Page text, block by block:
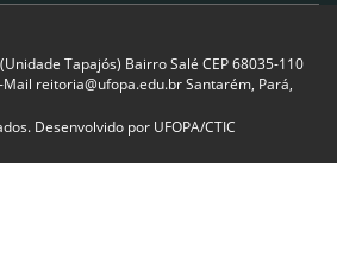
Tapajós) Bairro Salé CEP 68035-110
reitoria@ufopa.edu.br Santarém, Pará,
Desenvolvido por UFOPA/CTIC